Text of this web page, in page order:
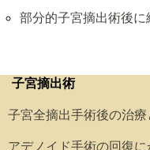
部分的子宮摘出術後
子宮摘出術
子宮全摘出手術後の治療
アデノイド手術の回復